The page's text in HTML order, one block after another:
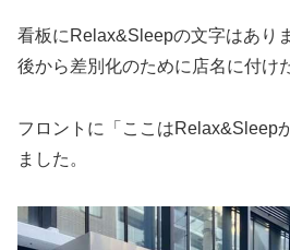
看板にRelax&Sleepの文字はあり
後から差別化のために店名に付け
フロントに「ここはRelax&Sleep
ました。